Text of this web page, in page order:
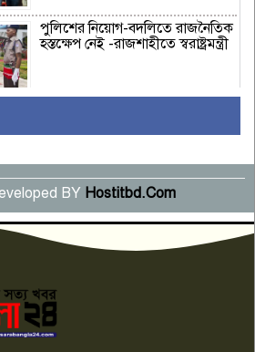
পুলিশের নিয়োগ-বদলিতে রাজনৈতিক
হস্তক্ষেপ নেই -রাজশাহীতে স্বরাষ্ট্রমন্ত্রী
বছর পূর্তি উদযাপন
সংবাদ সম্মেলনে অভিযোগ অস্বীকার
উদ্দেশ্য প্রণোদিত সংবাদ প্রকাশের
প্রতিবাদ নাজির হাসানের
কেটে ঘরে ঢুকে স্কুল শিক্ষিকাকে হত্যা
টয়লেটের ট্যাংকি থেকে লাশ উদ্ধার
BY Hostitbd.Com